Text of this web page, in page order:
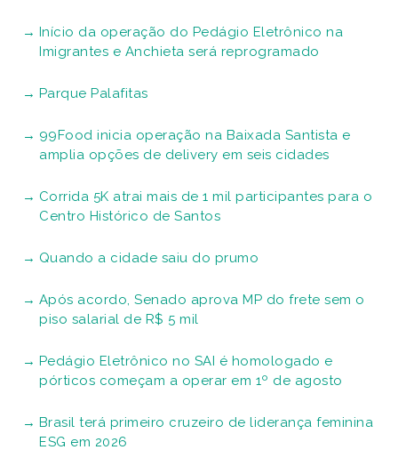
Início da operação do Pedágio Eletrônico na
Imigrantes e Anchieta será reprogramado
Parque Palafitas
99Food inicia operação na Baixada Santista e
amplia opções de delivery em seis cidades
Corrida 5K atrai mais de 1 mil participantes para o
Centro Histórico de Santos
Quando a cidade saiu do prumo
Após acordo, Senado aprova MP do frete sem o
piso salarial de R$ 5 mil
Pedágio Eletrônico no SAI é homologado e
pórticos começam a operar em 1º de agosto
Brasil terá primeiro cruzeiro de liderança feminina
ESG em 2026